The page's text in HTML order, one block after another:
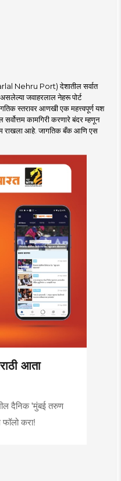
Nehru Port) देशातील सर्वात
जवाहरलाल नेहरू पोर्ट
स्तरावर आणखी एक महत्त्वपूर्ण यश
सर्वोत्तम कामगिरी करणारे बंदर म्हणून
राखला आहे. जागतिक बँक आणि एस
आता
दैनिक 'मुंबई तरुण
करा!